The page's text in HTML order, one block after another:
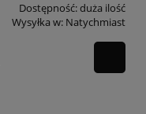
Dostępność:duża ilość
Wysyłka w: Natychmiast